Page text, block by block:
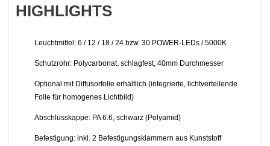
HIGHLIGHTS
Leuchtmittel: 6 / 12 / 18 / 24 bzw. 30 POWER-LEDs / 5000K
Schutzrohr: Polycarbonat, schlagfest, 40mm Durchmesser
Optional mit Diffusorfolie erhältlich (integrierte, lichtverteilende
Folie für homogenes Lichtbild)
Abschlusskappe: PA 6.6, schwarz (Polyamid)
Befestigung: inkl. 2 Befestigungsklammern aus Kunststoff